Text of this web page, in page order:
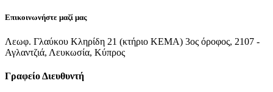
Επικοινωνήστε μαζί μας
Λεωφ. Γλαύκου Κληρίδη 21 (κτήριο ΚΕΜΑ) 3ος όροφος, 2107 -
Αγλαντζιά, Λευκωσία, Κύπρος
Γραφείο Διευθυντή